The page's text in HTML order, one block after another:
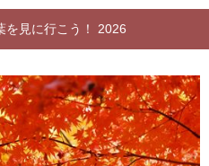
を見に行こう！ 2026